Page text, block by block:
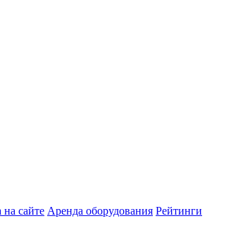
на сайте Аренда оборудования Рейтинги